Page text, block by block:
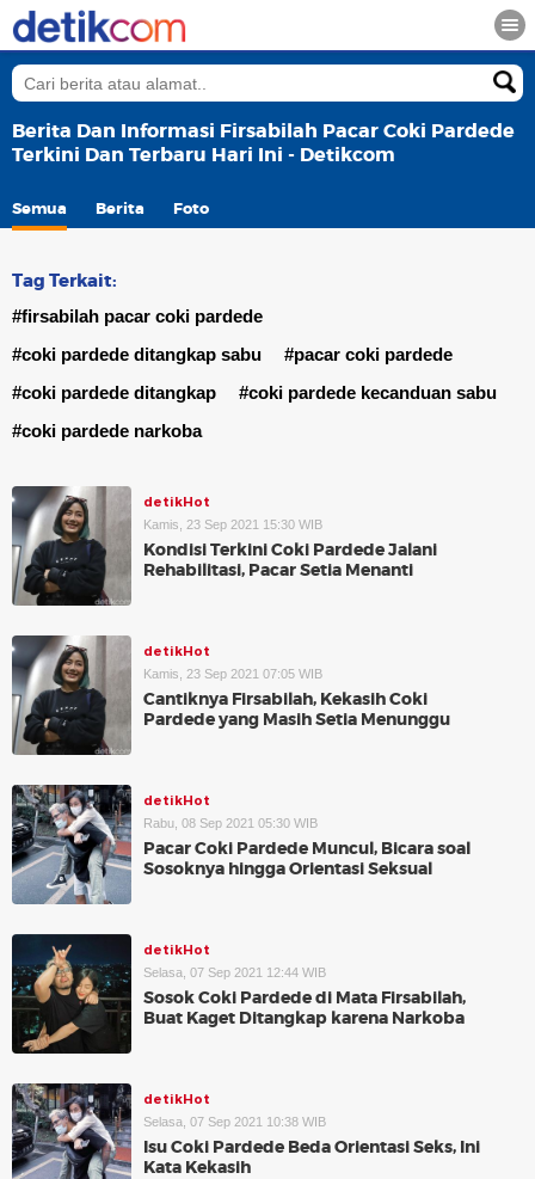
Berita Dan Informasi Firsabilah Pacar Coki Pardede
Terkini Dan Terbaru Hari Ini - Detikcom
Semua Berita Foto
Tag Terkait:
#firsabilah pacar coki pardede
#coki pardede ditangkap sabu
#pacar coki pardede
#coki pardede ditangkap
#coki pardede kecanduan sabu
#coki pardede narkoba
detikHot
Kamis, 23 Sep 2021 15:30 WIB
Kondisi Terkini Coki Pardede Jalani
Rehabilitasi, Pacar Setia Menanti
detikHot
Kamis, 23 Sep 2021 07:05 WIB
Cantiknya Firsabilah, Kekasih Coki
Pardede yang Masih Setia Menunggu
detikHot
Rabu, 08 Sep 2021 05:30 WIB
Pacar Coki Pardede Muncul, Bicara soal
Sosoknya hingga Orientasi Seksual
detikHot
Selasa, 07 Sep 2021 12:44 WIB
Sosok Coki Pardede di Mata Firsabilah,
Buat Kaget Ditangkap karena Narkoba
detikHot
Selasa, 07 Sep 2021 10:38 WIB
Isu Coki Pardede Beda Orientasi Seks, Ini
Kata Kekasih